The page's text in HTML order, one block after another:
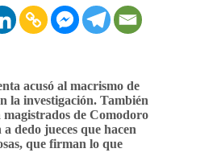
acusó al macrismo de
la investigación. También
de Comodoro
dedo jueces que hacen
que firman lo que